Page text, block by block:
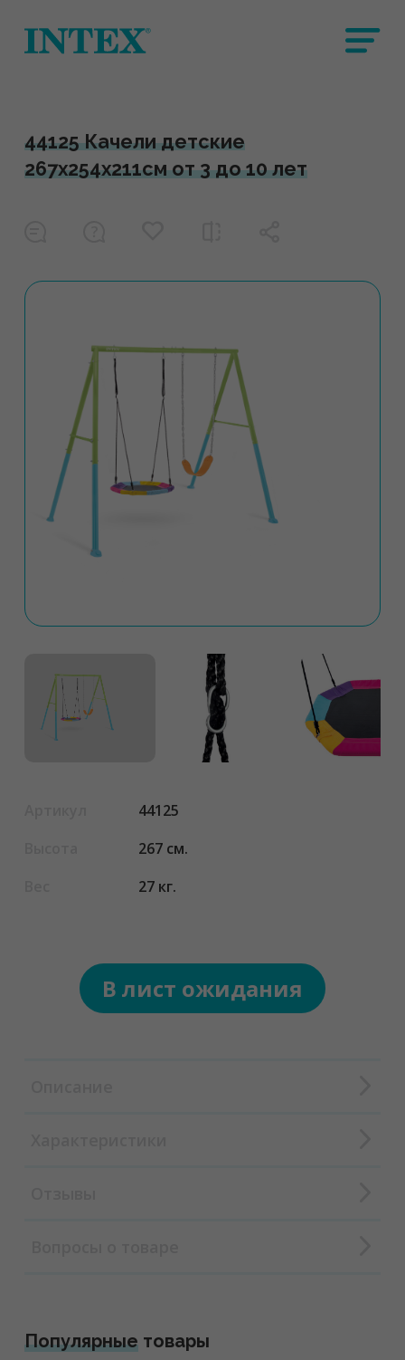
44125 Качели детские
267х254х211см от 3 до 10 лет
44125
267 см.
27 кг.
В лист ожидания
Популярныетовары